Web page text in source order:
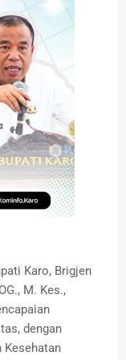
Karo, Brigjen
M. Kes.,
dengan
Kesehatan